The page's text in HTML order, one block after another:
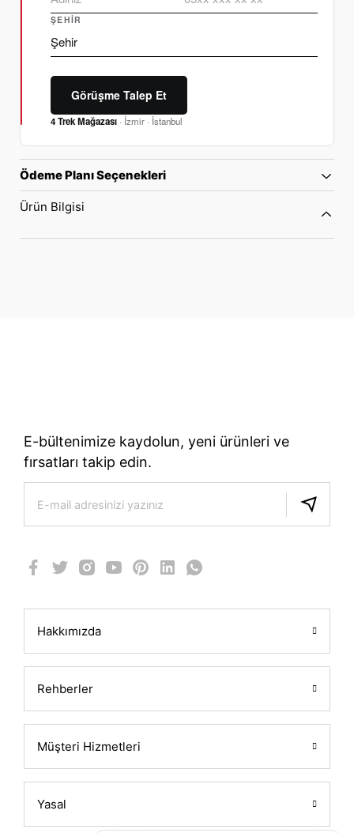
ŞEHIR
Görüşme Talep Et
4 Trek Mağazası · İzmir · İstanbul
Ödeme Planı Seçenekleri
Ürün Bilgisi
E-bültenimize kaydolun, yeni ürünleri ve
fırsatları takip edin.
Hakkımızda
Rehberler
Müşteri Hizmetleri
Yasal